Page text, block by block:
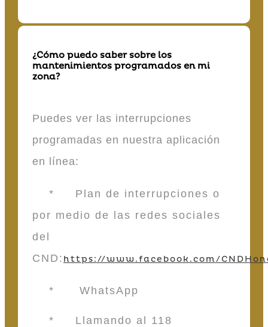
¿Cómo puedo saber sobre los
mantenimientos programados en mi
zona?
Puedes ver las interrupciones
programadas en nuestra aplicación
en línea:
* Plan de interrupciones o
por medio de las redes sociales
del
CND: https://www.facebook.com/
* WhatsApp
* Llamando al 118